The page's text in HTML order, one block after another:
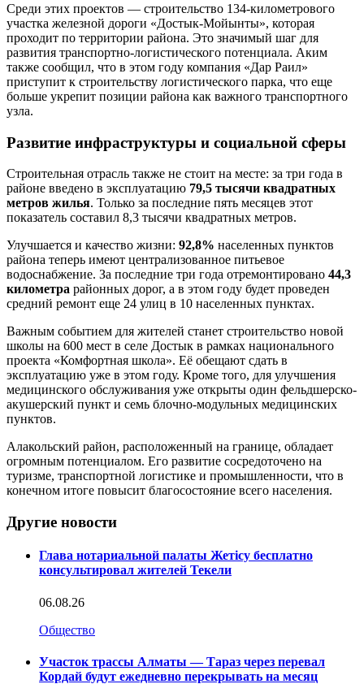
Среди этих проектов — строительство 134-километрового
участка железной дороги «Достык-Мойынты», которая
проходит по территории района. Это значимый шаг для
развития транспортно-логистического потенциала. Аким
также сообщил, что в этом году компания «Дар Раил»
приступит к строительству логистического парка, что еще
больше укрепит позиции района как важного транспортного
узла.
Развитие инфраструктуры и социальной сферы
Строительная отрасль также не стоит на месте: за три года в
районе введено в эксплуатацию 79,5 тысячи квадратных
метров жилья. Только за последние пять месяцев этот
показатель составил 8,3 тысячи квадратных метров.
Улучшается и качество жизни: 92,8% населенных пунктов
района теперь имеют централизованное питьевое
водоснабжение. За последние три года отремонтировано 44,3
километра районных дорог, а в этом году будет проведен
средний ремонт еще 24 улиц в 10 населенных пунктах.
Важным событием для жителей станет строительство новой
школы на 600 мест в селе Достык в рамках национального
проекта «Комфортная школа». Её обещают сдать в
эксплуатацию уже в этом году. Кроме того, для улучшения
медицинского обслуживания уже открыты один фельдшерско-
акушерский пункт и семь блочно-модульных медицинских
пунктов.
Алакольский район, расположенный на границе, обладает
огромным потенциалом. Его развитие сосредоточено на
туризме, транспортной логистике и промышленности, что в
конечном итоге повысит благосостояние всего населения.
Другие новости
Глава нотариальной палаты Жетісу бесплатно
консультировал жителей Текели
06.08.26
Общество
Участок трассы Алматы — Тараз через перевал
Кордай будут ежедневно перекрывать на месяц